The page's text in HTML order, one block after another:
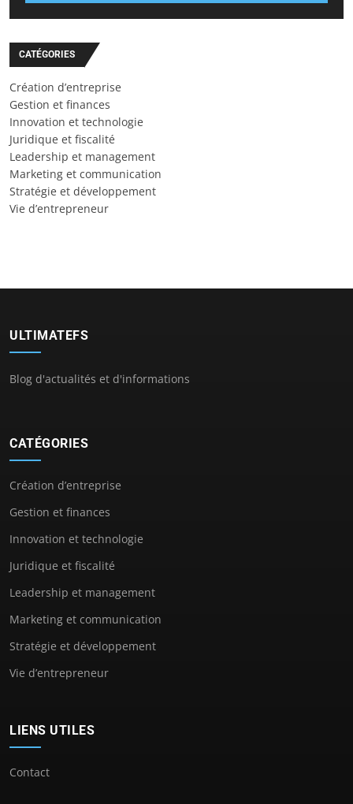
CATÉGORIES
Création d’entreprise
Gestion et finances
Innovation et technologie
Juridique et fiscalité
Leadership et management
Marketing et communication
Stratégie et développement
Vie d’entrepreneur
ULTIMATEFS
Blog d'actualités et d'informations
CATÉGORIES
Création d’entreprise
Gestion et finances
Innovation et technologie
Juridique et fiscalité
Leadership et management
Marketing et communication
Stratégie et développement
Vie d’entrepreneur
LIENS UTILES
Contact